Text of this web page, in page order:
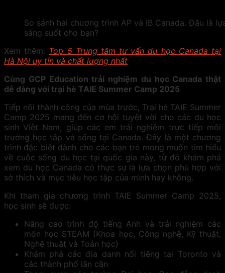
So sánh hai chương trình AP và IB Canada. Đâu là
sáng suốt cho bạn?
Xem thêm: Top 5 Trung tâm tư vấn du học Canada tại
Hà Nội uy tín và chất lượng nhất
Cùng GCP Education trải nghiệm du học Canada thật
dễ dàng với trại hè TAIE Summer Camp 2025
Tiếp nối thành công của mùa trước, Trại hè TAIE Summer
Camp 2025 mang đến cơ hội tuyệt vời cho các du học
sinh Việt Nam, giúp các em trải nghiệm trực tiếp môi
trường học tập và sống tại Canada. Đây là một chương
trình đặc biệt dành cho các bạn trẻ mong muốn tìm hiểu
về cuộc sống du học tại quốc gia này, từ đó khám phá
xem du học Canada có thực sự là lựa chọn phù hợp với
sở thích và mục tiêu học tập của mình hay không.
Khi tham gia chương trình TAIE Summer Camp 2025,
học sinh sẽ được:
Nâng cao trình độ tiếng Anh và trải nghiệm các
môn học STEAM (Khoa học, Công nghệ, Kỹ thuật,
Nghệ thuật và Toán học)
Khám phá các địa danh nổi tiếng tại Toronto và
các thành phố lân cận